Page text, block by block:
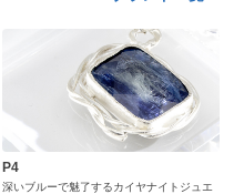
P4
深いブルーで魅了するカイヤナイトジュエ